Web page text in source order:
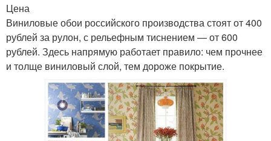
Цена
Виниловые обои российского производства стоят от 400
рублей за рулон, с рельефным тиснением — от 600
рублей. Здесь напрямую работает правило: чем прочнее
и толще виниловый слой, тем дороже покрытие.